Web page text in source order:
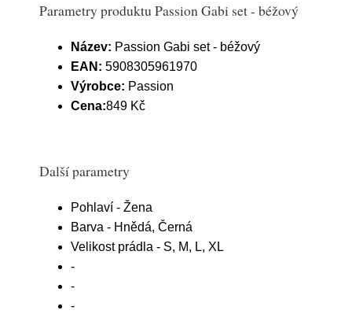
Parametry produktu Passion Gabi set - béžový
Název: Passion Gabi set - béžový
EAN: 5908305961970
Výrobce: Passion
Cena:849 Kč
Další parametry
Pohlaví - Žena
Barva - Hnědá, Černá
Velikost prádla - S, M, L, XL
-
-
-